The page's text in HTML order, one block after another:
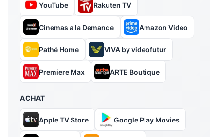
YouTube Rakuten TV
Cinemas a la Demande Amazon Video
Pathé Home VIVA by videofutur
Premiere Max ARTE Boutique
ACHAT
Apple TV Store Google Play Movies